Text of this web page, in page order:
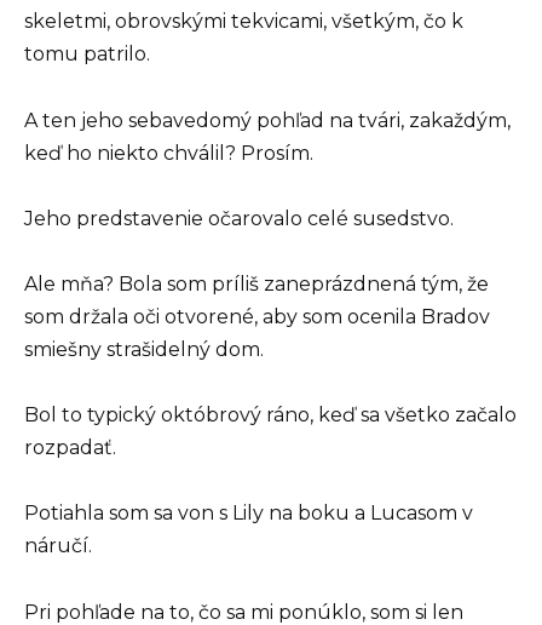
skeletmi, obrovskými tekvicami, všetkým, čo k
tomu patrilo.
A ten jeho sebavedomý pohľad na tvári, zakaždým,
keď ho niekto chválil? Prosím.
Jeho predstavenie očarovalo celé susedstvo.
Ale mňa? Bola som príliš zaneprázdnená tým, že
som držala oči otvorené, aby som ocenila Bradov
smiešny strašidelný dom.
Bol to typický októbrový ráno, keď sa všetko začalo
rozpadať.
Potiahla som sa von s Lily na boku a Lucasom v
náručí.
Pri pohľade na to, čo sa mi ponúklo, som si len